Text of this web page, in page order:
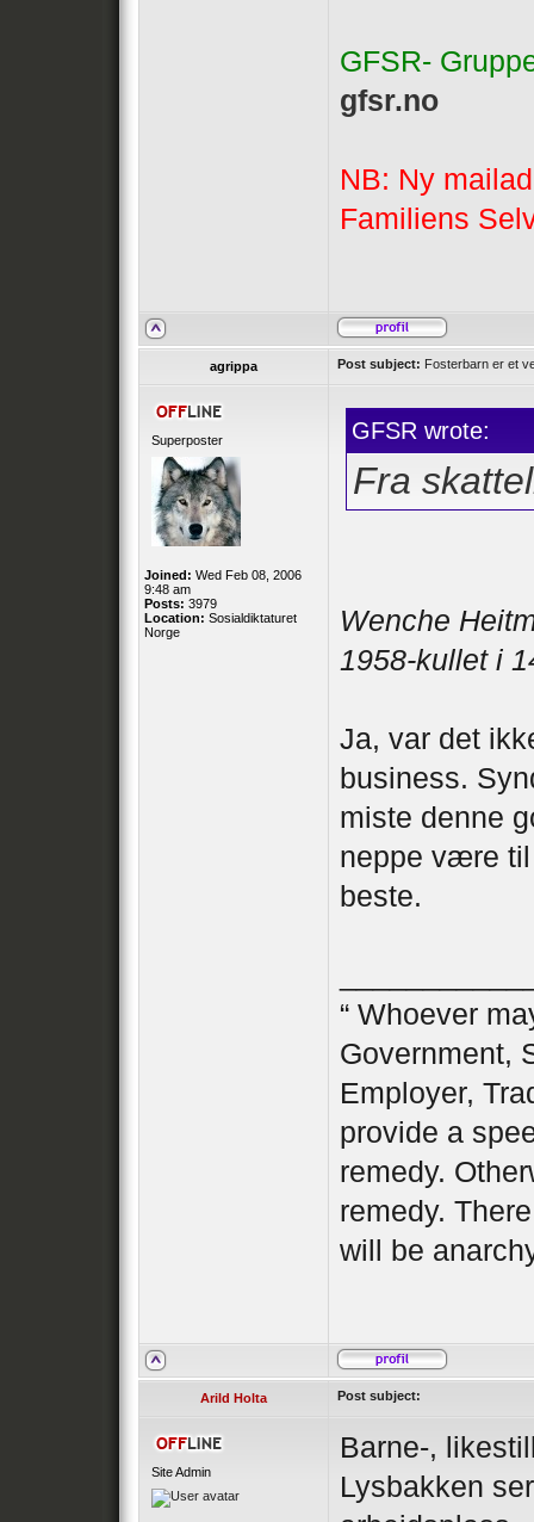
GFSR-
gfsr.no
NB: Ny
Familiens
agrippa Post subject: Fosterbarn er et
Superposter
Joined: Wed Feb 08, 2006
9:48 am
Posts: 3979
Location: Sosialdiktaturet
Norge
GFSR wrote:
Fra
Wenche
1958-kullet i
Ja, var det
business.
miste denne
neppe være
beste.
“ Whoever
Government,
Employer,
provide a
remedy.
remedy. There
will be
Arild Holta Post subject:
Site Admin
Barne-,
Lysbakken